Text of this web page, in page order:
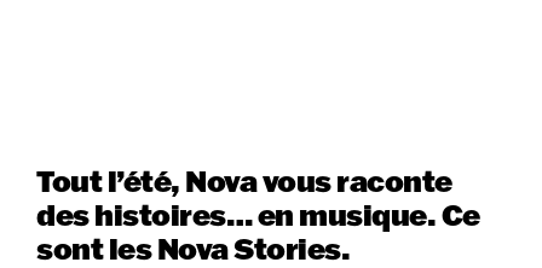
Tout l’été, Nova vous raconte
des histoires… en musique. Ce
sont les Nova Stories.